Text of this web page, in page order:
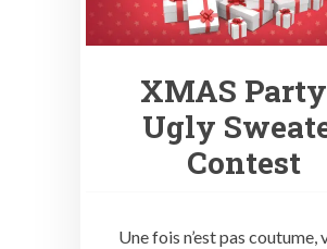
XMAS
Ugly
Contest
Une fois n’est pas coutume,